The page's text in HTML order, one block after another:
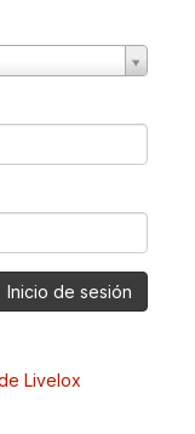
Inicio de sesión
Livelox